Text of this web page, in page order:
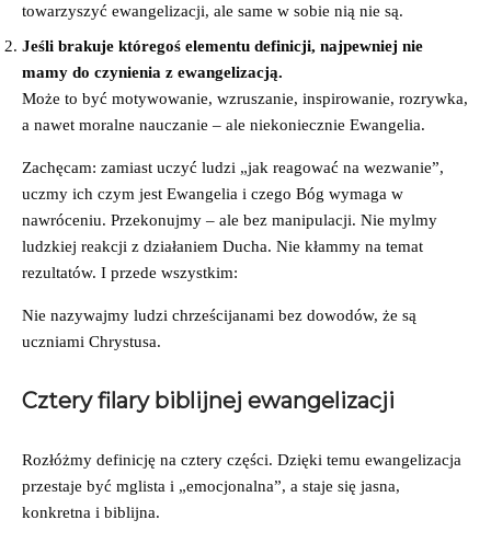
towarzyszyć ewangelizacji, ale same w sobie nią nie są.
Jeśli brakuje któregoś elementu definicji, najpewniej nie
mamy do czynienia z ewangelizacją.
Może to być motywowanie, wzruszanie, inspirowanie, rozrywka,
a nawet moralne nauczanie – ale niekoniecznie Ewangelia.
Zachęcam: zamiast uczyć ludzi „jak reagować na wezwanie”,
uczmy ich czym jest Ewangelia i czego Bóg wymaga w
nawróceniu. Przekonujmy – ale bez manipulacji. Nie mylmy
ludzkiej reakcji z działaniem Ducha. Nie kłammy na temat
rezultatów. I przede wszystkim:
Nie nazywajmy ludzi chrześcijanami bez dowodów, że są
uczniami Chrystusa.
Cztery filary biblijnej ewangelizacji
Rozłóżmy definicję na cztery części. Dzięki temu ewangelizacja
przestaje być mglista i „emocjonalna”, a staje się jasna,
konkretna i biblijna.